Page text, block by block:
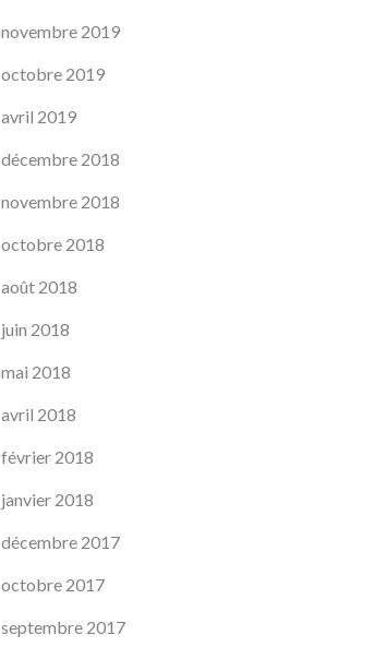
novembre 2019
octobre 2019
avril 2019
décembre 2018
novembre 2018
octobre 2018
août 2018
juin 2018
mai 2018
avril 2018
février 2018
janvier 2018
décembre 2017
octobre 2017
septembre 2017